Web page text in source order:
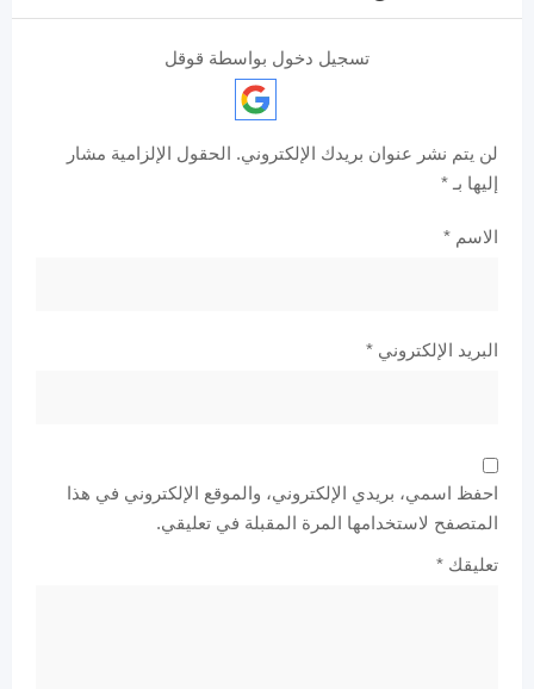
تسجيل دخول بواسطة قوقل
لن يتم نشر عنوان بريدك الإلكتروني. الحقول الإلزامية مشار
إليها بـ *
الاسم *
البريد الإلكتروني *
احفظ اسمي، بريدي الإلكتروني، والموقع الإلكتروني في هذا
المتصفح لاستخدامها المرة المقبلة في تعليقي.
تعليقك *